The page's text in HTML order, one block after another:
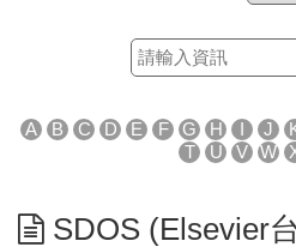
A B C D E F G H I J
T
U V W
SDOS (Elsevier